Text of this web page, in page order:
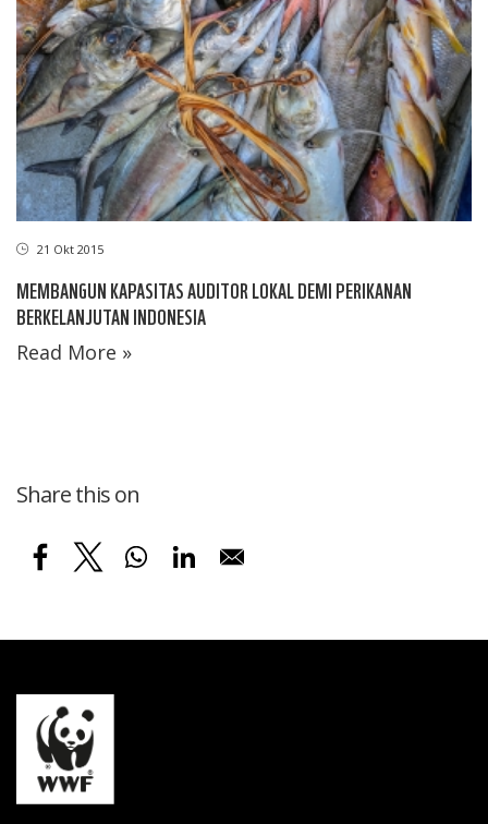
21 Okt 2015
MEMBANGUN KAPASITAS AUDITOR LOKAL DEMI PERIKANAN
BERKELANJUTAN INDONESIA
Read More »
Share this on